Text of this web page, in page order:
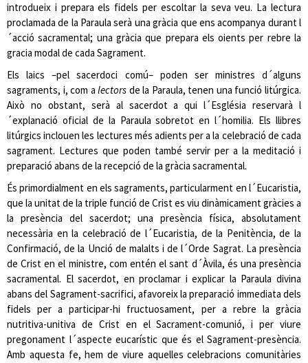
introdueix i prepara els fidels per escoltar la seva veu. La lectura
proclamada de la Paraula serà una gràcia que ens acompanya durant l
´acció sacramental; una gràcia que prepara els oients per rebre la
gracia modal de cada Sagrament.
Els laics –pel sacerdoci comú– poden ser ministres d´alguns
sagraments, i, com alectors de la Paraula, tenen una funció litúrgica.
Això no obstant, serà al sacerdot a qui l´Església reservarà l
´explanació oficial de la Paraula sobretot en l´homilia. Els llibres
litúrgics inclouen les lectures més adients per a la celebració de cada
sagrament. Lectures que poden també servir per a la meditació i
preparació abans de la recepció de la gràcia sacramental.
És primordialment en els sagraments, particularment en l´Eucaristia,
que la unitat de la triple funció de Crist es viu dinàmicament gràcies a
la presència del sacerdot; una presència física, absolutament
necessària en la celebració de l´Eucaristia, de la Penitència, de la
Confirmació, de la Unció de malalts i de l´Orde Sagrat. La presència
de Crist en el ministre, com entén el sant d´Àvila, és una presència
sacramental. El sacerdot, en proclamar i explicar la Paraula divina
abans del Sagrament-sacrifici, afavoreix la preparació immediata dels
fidels per a participar-hi fructuosament, per a rebre la gràcia
nutritiva-unitiva de Crist en el Sacrament-comunió, i per viure
pregonament l´aspecte eucarístic que és el Sagrament-presència.
Amb aquesta fe, hem de viure aquelles celebracions comunitàries